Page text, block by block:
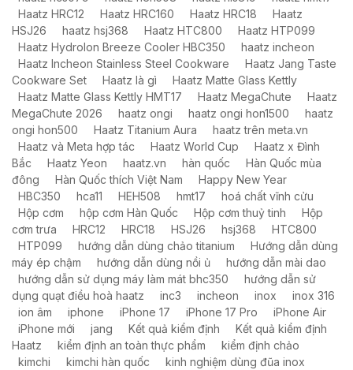
Haatz HRC12
Haatz HRC160 Haatz HRC18
Haatz
HSJ26
haatz hsj368 Haatz HTC800
Haatz HTP099
Haatz HydroIon Breeze Cooler HBC350
haatz incheon
Haatz Incheon Stainless Steel Cookware
Haatz Jang Taste
Cookware Set
Haatz là gì
Haatz Matte Glass Kettly
Haatz Matte Glass Kettly HMT17
Haatz MegaChute
Haatz
MegaChute 2026
haatz ongi haatz ongi hon1500
haatz
ongi hon500
Haatz Titanium Aura
haatz trên meta.vn
Haatz và Meta hợp tác
Haatz World Cup
Haatz x Đình
Bắc
Haatz Yeon haatz.vn hàn quốc
Hàn Quốc mùa
đông
Hàn Quốc thích Việt Nam
Happy New Year
HBC350
hca11 HEH508 hmt17
hoá chất vĩnh cửu
Hộp cơm
hộp cơm Hàn Quốc Hộp cơm thuỷ tinh
Hộp
cơm trưa
HRC12 HRC18 HSJ26 hsj368
HTC800
HTP099
hướng dẫn dùng chảo titanium
Hướng dẫn dùng
máy ép chậm
hướng dẫn dùng nồi ủ
hướng dẫn mài dao
hướng dẫn sử dụng máy làm mát bhc350
hướng dẫn sử
dụng quạt điều hoà haatz
inc3 incheon inox
inox 316
ion âm
iphone iPhone 17 iPhone 17 Pro
iPhone Air
iPhone mới
jang Kết quả kiểm định
Kết quả kiểm định
Haatz
kiểm định an toàn thực phẩm
kiểm định chảo
kimchi
kimchi hàn quốc
kinh nghiệm dùng đũa inox